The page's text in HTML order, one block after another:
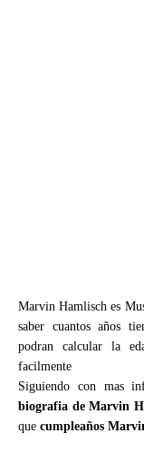
Marvin Hamlisch es
saber cuantos años
podran calcular la
facilmente
Siguiendo con mas
biografia de Marvin
que cumpleaños